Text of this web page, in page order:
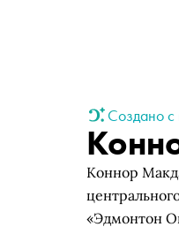
Создано
Коннор
«Эдмонтон